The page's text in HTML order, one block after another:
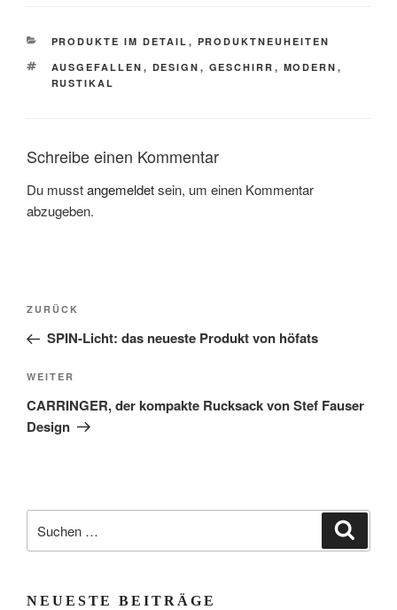
KATEGORIEN
PRODUKTE IM DETAIL , PRODUKTNEUHEITEN
SCHLAGWÖRTER
AUSGEFALLEN , DESIGN , GESCHIRR , MODERN ,
RUSTIKAL
Schreibe einen Kommentar
Du musstangemeldetsein, um einen Kommentar
abzugeben.
Beitragsnavigation
Vorheriger
Beitrag
ZURÜCK
SPIN-Licht: das neueste Produkt von höfats
Nächster
Beitrag
WEITER
CARRINGER, der kompakte Rucksack von Stef Fauser
Design
nach:
NEUESTE BEITRÄGE